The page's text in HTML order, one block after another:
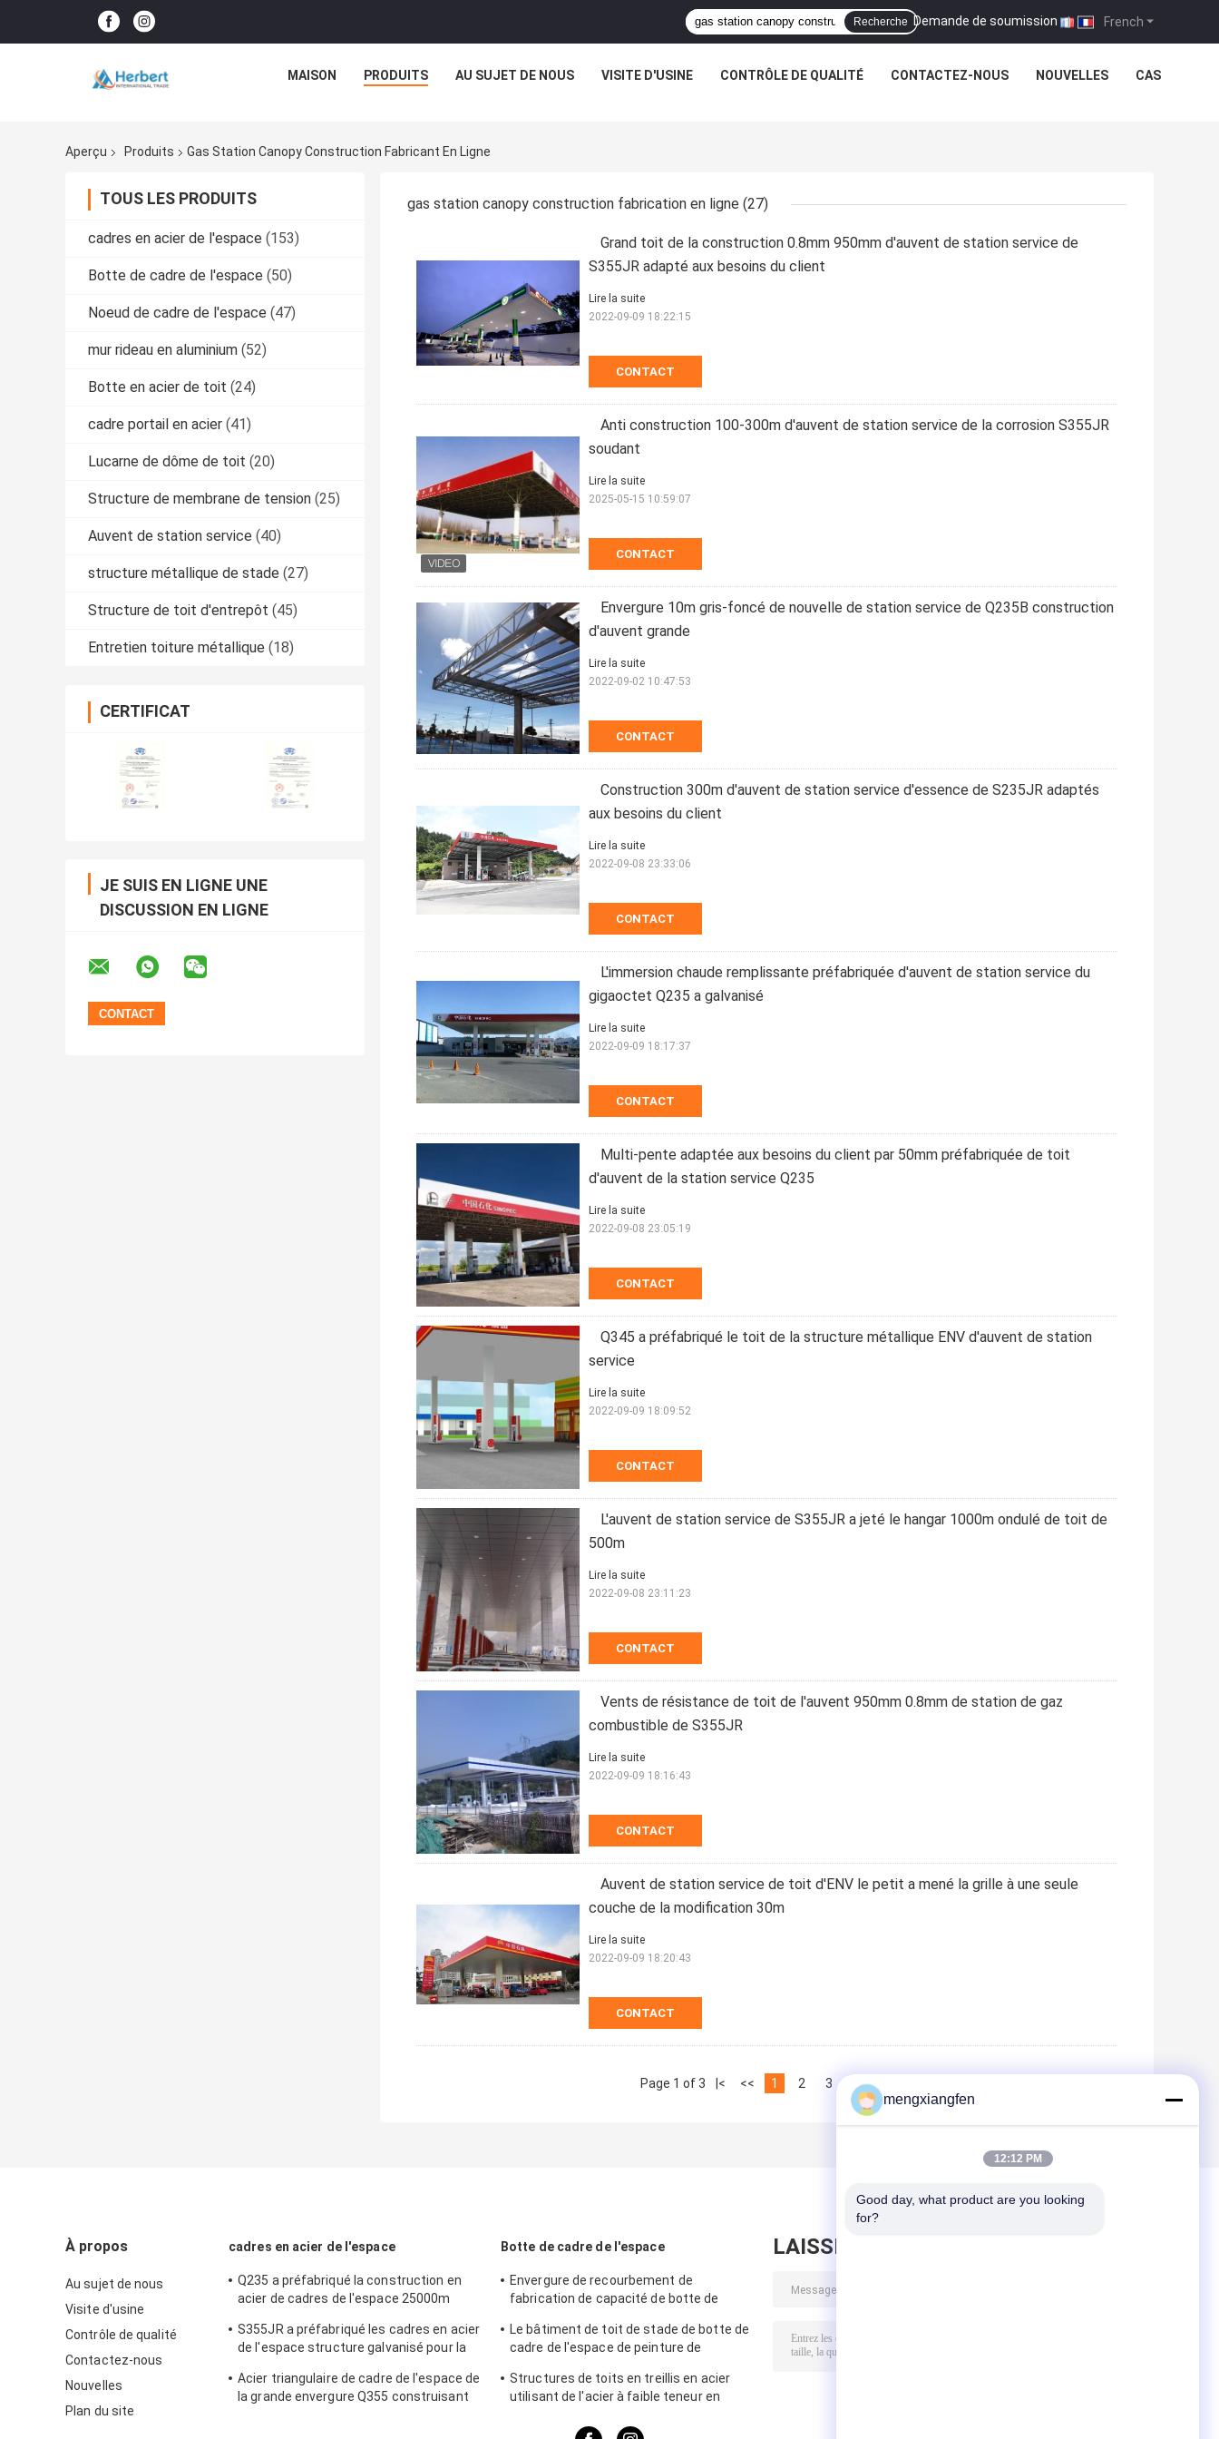
French
Demande de soumission |
Recherche
MAISON PRODUITS AU SUJET DE NOUS VISITE D'USINE CONTRÔLE DE QUALITÉ CONTACTEZ-NOUS NOUVELLES CAS
Aperçu Produits Gas Station Canopy Construction Fabricant En Ligne
TOUS LES PRODUITS
cadres en acier de l'espace (153)
Botte de cadre de l'espace (50)
Noeud de cadre de l'espace (47)
mur rideau en aluminium (52)
Botte en acier de toit (24)
cadre portail en acier (41)
Lucarne de dôme de toit (20)
Structure de membrane de tension (25)
Auvent de station service (40)
structure métallique de stade (27)
Structure de toit d'entrepôt (45)
Entretien toiture métallique (18)
CERTIFICAT
JE SUIS EN LIGNE UNE
DISCUSSION EN LIGNE
gas station canopy construction fabrication en ligne (27)
Grand toit de la construction 0.8mm 950mm d'auvent de station service de
S355JR adapté aux besoins du client
CONTACT
Lire la suite
2022-09-09 18:22:15
Anti construction 100-300m d'auvent de station service de la corrosion S355JR
soudant
CONTACT
Lire la suite
2025-05-15 10:59:07
Envergure 10m gris-foncé de nouvelle de station service de Q235B construction
d'auvent grande
CONTACT
Lire la suite
2022-09-02 10:47:53
Construction 300m d'auvent de station service d'essence de S235JR adaptés
aux besoins du client
CONTACT
Lire la suite
2022-09-08 23:33:06
L'immersion chaude remplissante préfabriquée d'auvent de station service du
gigaoctet Q235 a galvanisé
CONTACT
Lire la suite
2022-09-09 18:17:37
Multi-pente adaptée aux besoins du client par 50mm préfabriquée de toit
d'auvent de la station service Q235
CONTACT
Lire la suite
2022-09-08 23:05:19
Q345 a préfabriqué le toit de la structure métallique ENV d'auvent de station
service
CONTACT
Lire la suite
2022-09-09 18:09:52
L'auvent de station service de S355JR a jeté le hangar 1000m ondulé de toit de
500m
CONTACT
Lire la suite
2022-09-08 23:11:23
Vents de résistance de toit de l'auvent 950mm 0.8mm de station de gaz
combustible de S355JR
CONTACT
Lire la suite
2022-09-09 18:16:43
Auvent de station service de toit d'ENV le petit a mené la grille à une seule
couche de la modification 30m
CONTACT
Lire la suite
2022-09-09 18:20:43
Page 1 of 3 |< << 1 2 3 >>
À propos
Au sujet de nous
Visite d'usine
Contrôle de qualité
Contactez-nous
Nouvelles
Plan du site
cadres en acier de l'espace
Q235 a préfabriqué la construction en
acier de cadres de l'espace 25000m
S355JR a préfabriqué les cadres en acier
de l'espace structure galvanisé pour la
Acier triangulaire de cadre de l'espace de
la grande envergure Q355 construisant
Botte de cadre de l'espace
Envergure de recourbement de
fabrication de capacité de botte de
blanc
Le bâtiment de toit de stade de botte de
cadre de l'espace de peinture de
du client
Structures de toits en treillis en acier
utilisant de l'acier à faible teneur en
LAISSEZ UN MESSAGE
mengxiangfen
12:12 PM
Good day, what product are you looking
for?